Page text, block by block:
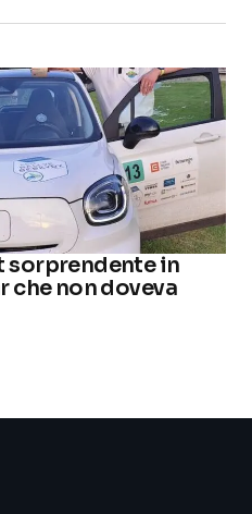
sorprendente in
che non doveva